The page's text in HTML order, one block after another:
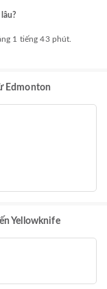
1 tiếng 43 phút.
Edmonton
Yellowknife